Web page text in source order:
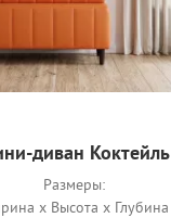
диван Коктейль
Размеры:
x Высота x Глубина